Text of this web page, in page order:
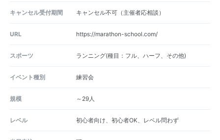
キャンセル受付期間 キャンセル不可（主催者応相談）
URL https://marathon-school.com/
スポーツ ランニング(種目：フル、ハーフ、その他)
イベント種別 練習会
規模 ～29人
レベル 初心者向け、初心者OK、レベル問わず